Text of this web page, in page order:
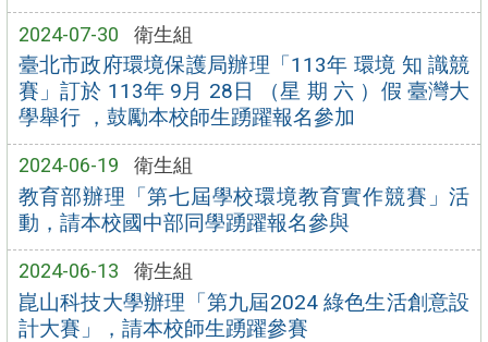
2024-07-30 衛生組
臺北市政府環境保護局辦理「113年 環境 知 識競
賽」訂於 113年 9月 28日 （星 期 六 ）假 臺灣大
學舉行 ，鼓勵本校師生踴躍報名參加
2024-06-19 衛生組
教育部辦理「第七屆學校環境教育實作競賽」活
動，請本校國中部同學踴躍報名參與
2024-06-13 衛生組
崑山科技大學辦理「第九屆2024 綠色生活創意設
計大賽」，請本校師生踴躍參賽